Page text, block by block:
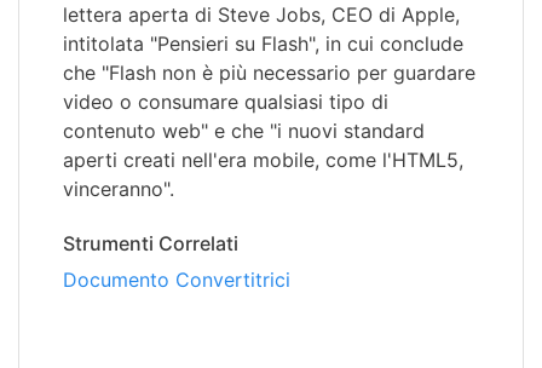
lettera aperta di Steve Jobs, CEO di Apple,
intitolata "Pensieri su Flash", in cui conclude
che "Flash non è più necessario per guardare
video o consumare qualsiasi tipo di
contenuto web" e che "i nuovi standard
aperti creati nell'era mobile, come l'HTML5,
vinceranno".
Strumenti Correlati
Documento Convertitrici